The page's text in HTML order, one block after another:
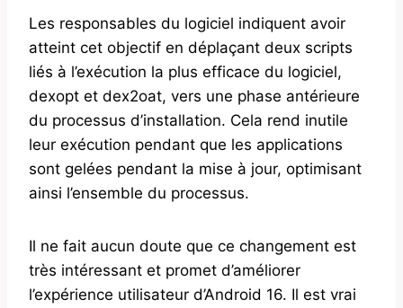
Les responsables du logiciel indiquent avoir
atteint cet objectif en déplaçant deux scripts
liés à l’exécution la plus efficace du logiciel,
dexopt et dex2oat, vers une phase antérieure
du processus d’installation. Cela rend inutile
leur exécution pendant que les applications
sont gelées pendant la mise à jour, optimisant
ainsi l’ensemble du processus.
Il ne fait aucun doute que ce changement est
très intéressant et promet d’améliorer
l’expérience utilisateur d’Android 16. Il est vrai